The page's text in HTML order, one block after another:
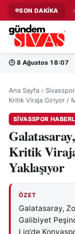
SON DAKİKA
Modifiye ve drift
🕒 8 Ağustos 18:07
Ana Sayfa ›
Kritik Viraja Giriyor /
SIVASSPOR
Kritik
Yaklaşıyor
ÖZET
Galatasaray,
Galibiyet
Lig'de